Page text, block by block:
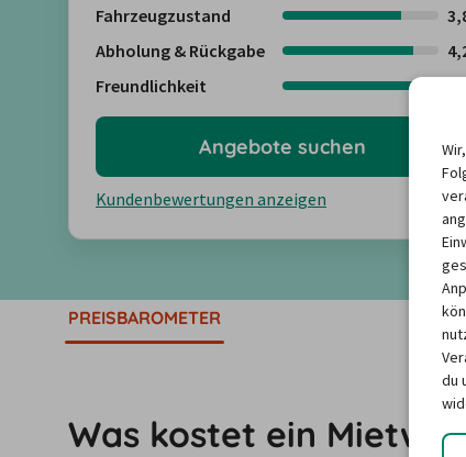
Fahrzeugzustand
Abholung & Rückgabe
Freundlichkeit
Kundenbewertungen anzeigen
Angebote suchen
PREISBAROMETER
Was kostet ein
du